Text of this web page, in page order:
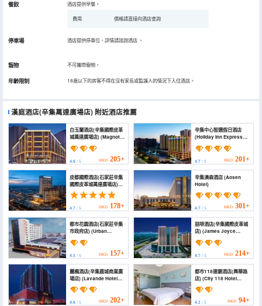
餐飲 酒店提供早餐。
費用 價格請直接向酒店查詢
停車場 酒店提供停車位，詳情請諮詢酒店 。
寵物 不可攜帶寵物。
年齡限制 18歲以下的房客不得在沒有家長或監護人的情況下入住酒店。
漢庭酒店(辛集萬達廣場店) 附近酒店推薦
白玉蘭酒店(辛集國際皮革
城萬達廣場店) (Magnotel
(Xinji International
Leather Factory Wanda
Plaza Store))
4.6 / 5 HKD 205+
辛集中心智選假日酒店
(Holiday Inn Express
XINJI CITY CENTER by
IHG)
4.7/ 5 HKD 201+
皮都國際酒店(石家莊辛集
國際皮革城萬達廣場店)
(Pidu International
Hotel)
4.7 / 5 HKD 178+
辛集澳森酒店 (Aosen
Hotel)
4.7/ 5 HKD 301+
都市花園酒店(石家莊辛集
市政府店) (Urban
Garden Hotel
(Shijiazhuang Xinji
Municipal
Government))
4.5 / 5 HKD 157+
喆啡酒店(辛集國際皮革城
店) (James Joyce
Coffetel Hotel (Xinji
International Leather
City))
4.7/ 5 HKD 214+
麗楓酒店(辛集鹿城商業廣
場店) (Lavande Hotel
(Xinji Lucheng
Commercial Plaza))
4.6 / 5 HKD 202+
都市118連鎖酒店(興華路
店) (City 118 Hotel
Chain (Xinghua Road))
4.2/ 5 HKD 94+